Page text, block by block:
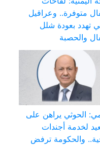
متوفرة.. وعراقيل
تهدد بعودة شلل
والحصبة
الحوثي يراهن على
لخدمة أجندات
والحكومة ترفض